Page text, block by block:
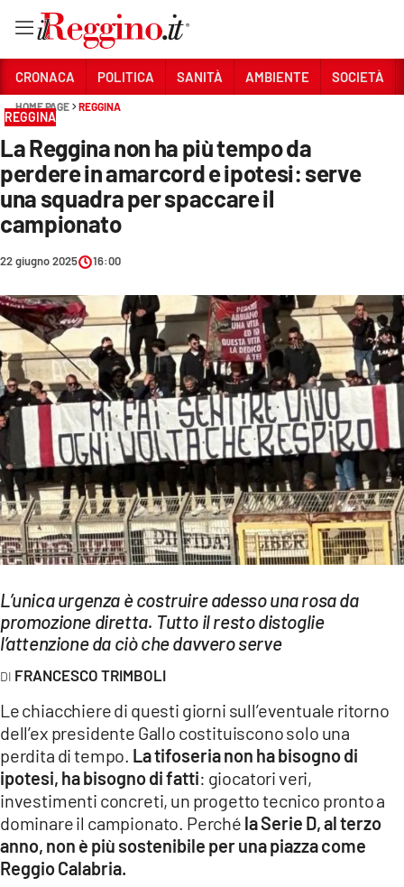
Sezioni
CRONACA
SANITÀ
AMBIENTE
SOCIETÀ
CULTURA
ECONOMIA E LAVORO
EVENTI
SPORT
Streaming
LAC TV
LAC ONAIR
LaC
LACPLAY.IT
LACTV.IT
LACONAIR.IT
LACITYMAG.IT
ILREGGINO.IT
CRONACA POLITICA SANITÀ AMBIENTE SOCIETÀ
HOME PAGE REGGINA
REGGINA
La Reggina non ha più tempo da
perdere in amarcord e ipotesi: serve
una squadra per spaccare il
campionato
22 giugno 2025 16:00
L’unica urgenza è costruire adesso una rosa da
promozione diretta. Tutto il resto distoglie
l’attenzione da ciò che davvero serve
FRANCESCO TRIMBOLI
Le chiacchiere di questi giorni sull’eventuale ritorno
dell’ex presidente Gallo costituiscono solo una
perdita di tempo. La tifoseria non ha bisogno di
ipotesi, ha bisogno di fatti: giocatori veri,
investimenti concreti, un progetto tecnico pronto a
dominare il campionato. Perché la Serie D, al terzo
anno, non è più sostenibile per una piazza come
Reggio Calabria.